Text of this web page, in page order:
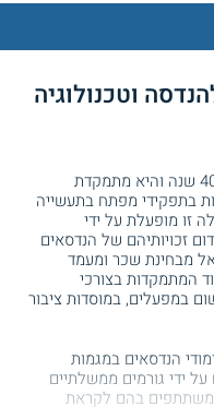
וטכנולוגיה
מכללת אתגר פועלת זה למעלה מ - 40 שנה והיא מתמקדת
בתפקידי מפתח בתעשייה
זו מופעלת על ידי
זכויותיהם של הנדסאים
מבחינת שכר ומעמד
המתמקדות בצורכי
במפעלים, במוסדות ציבור
הנדסאים במגמות
ידי גורמים ממשלתיים
בהם לקראת